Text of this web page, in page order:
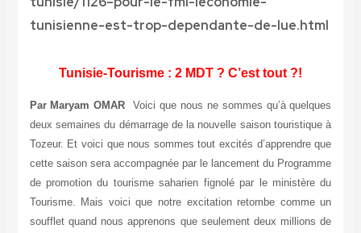
tunisienne-est-trop-dependante-de-lue.html
Tunisie-Tourisme : 2 MDT ? C’est tout ?!
Par Maryam OMAR Voici que nous ne sommes qu’à quelques
deux semaines du démarrage de la nouvelle saison touristique à
Tozeur. Et voici que nous sommes tout excités d’apprendre que
cette saison sera accompagnée par le lancement du Programme
de promotion du tourisme saharien fignolé par le ministère du
Tourisme. Mais voici que notre excitation retombe comme un
soufflet quand nous apprenons que seulement deux millions de